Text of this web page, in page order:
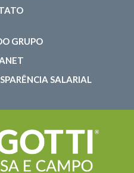
GRUPO
SALARIAL